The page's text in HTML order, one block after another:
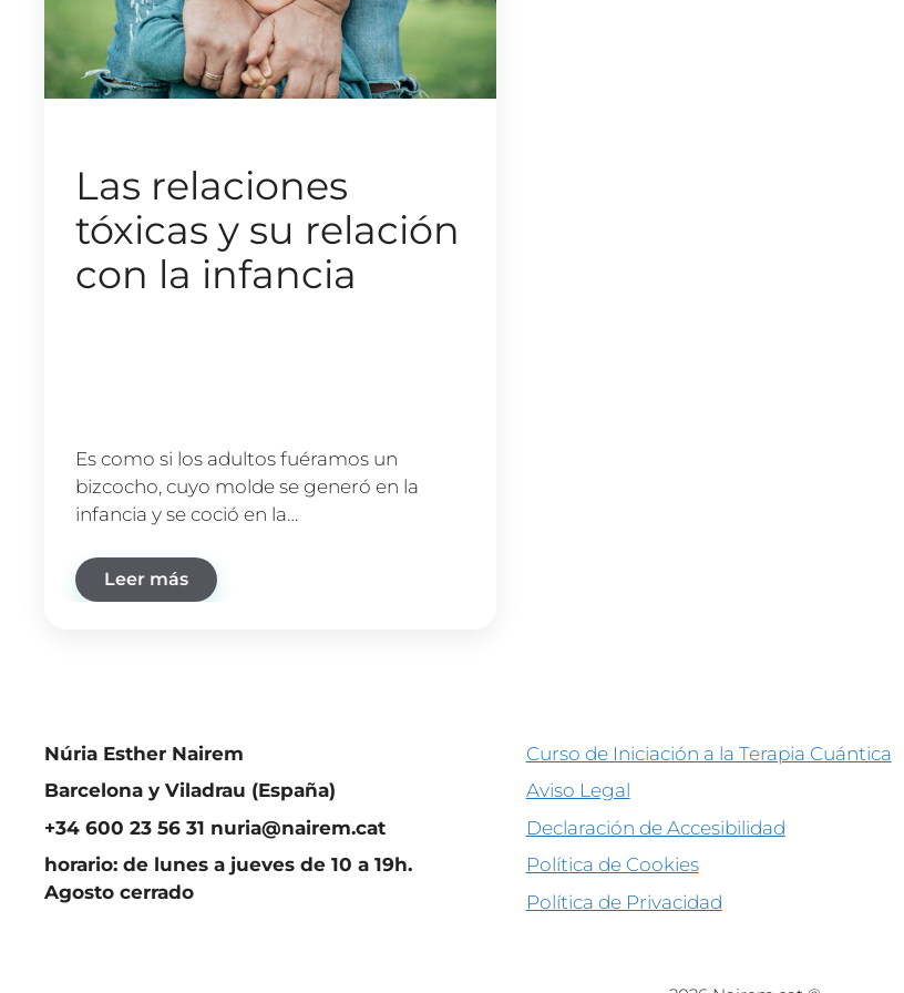
Las relaciones
tóxicas y su relación
con la infancia
Es como si los adultos fuéramos un
bizcocho, cuyo molde se generó en la
infancia y se coció en la…
Leer más
Núria Esther Nairem
Barcelona y Viladrau (España)
+34 600 23 56 31 nuria@nairem.cat
horario: de lunes a jueves de 10 a 19h.
Agosto cerrado
Curso de Iniciación a la Terapia Cuántica
Aviso Legal
Declaración de Accesibilidad
Política de Cookies
Política de Privacidad